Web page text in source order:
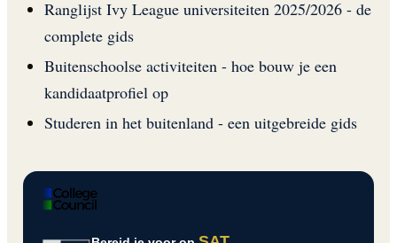
Ranglijst Ivy League universiteiten 2025/2026 - de
complete gids
Buitenschoolse activiteiten - hoe bouw je een
kandidaatprofiel op
Studeren in het buitenland - een uitgebreide gids